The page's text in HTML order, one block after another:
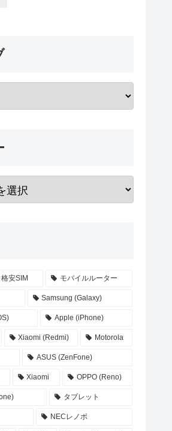
格安SIM モバイルルーター
Samsung (Galaxy)
Apple (iPhone)
Xiaomi (Redmi) Motorola
ASUS (ZenFone)
Xiaomi OPPO (Reno)
タブレット
NECレノボ